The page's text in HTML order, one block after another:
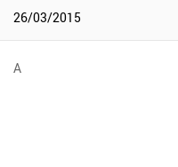
26/03/2015
A